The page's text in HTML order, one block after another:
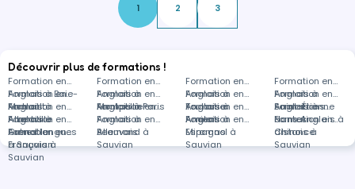
1 2 3
Découvrir plus de formations !
Formation en
Anglais à Baie-
Mahault
Formation en
Anglais à
Montpellier
Formation en
Anglais à
Toulouse
Formation en
Anglais à
Saint-Étienne
Formation en
Anglais à
Albertville
Formation en
Anglais à Paris
Formation en
Anglais à
Amiens
Formation en
Anglais à
Nantes
Formation en
Anglais à
Grenoble
Formation en
Anglais à
Beauvais
Formation en
Anglais à
Miramas
Formations
dans Anglais à
distance
Formation en
Autres langues
à Sauvian
Formation en
Allemand à
Sauvian
Formation en
Espagnol à
Sauvian
Formation en
Chinois à
Sauvian
Formation en
Français à
Sauvian